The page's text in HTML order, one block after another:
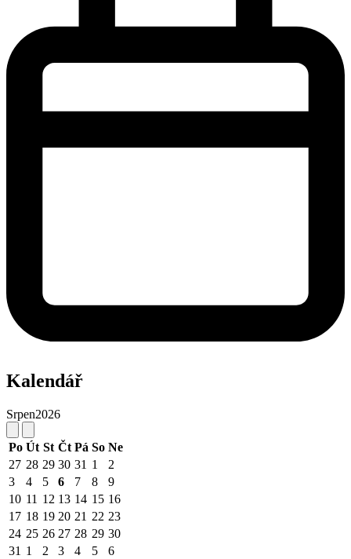
Kalendář
Srpen2026
Po Út St Čt Pá So Ne
27 28 29 30 31 1
2
3
4 5 6 7 8
9
10 11 12 13 14 15 16
17 18 19 20 21 22 23
24 25 26 27 28 29 30
31 1 2 3 4 5 6